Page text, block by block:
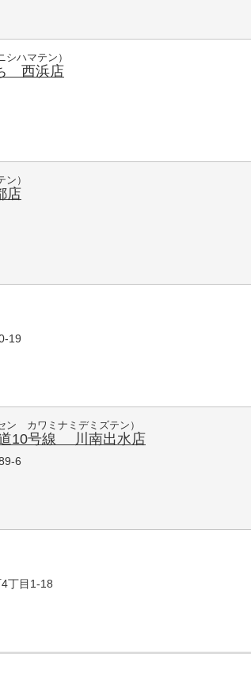
ハマテン）
西浜店
）
店
19
ン カワミナミデミズテン）
道10号線 川南出水店
6
丁目1-18